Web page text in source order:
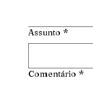
Assunto *
Comentário *